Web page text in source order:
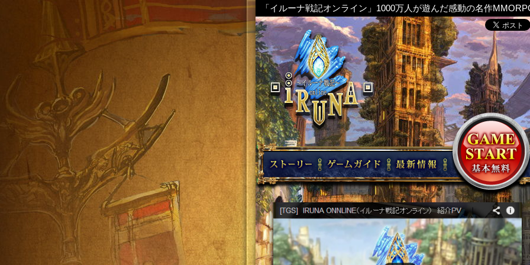
「イルーナ戦記オンライン 」1000万人が遊んだ感動の名作